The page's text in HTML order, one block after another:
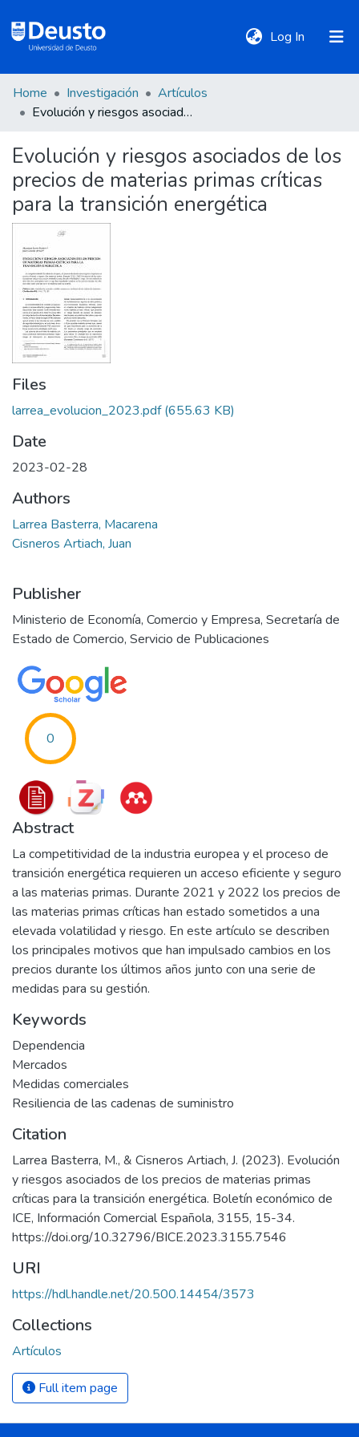
Log In (current)
DeustoTeka
Communities
&
Collections
All of DSpace
Statistics
Policies
Home Investigación
Artículos
Evolución y riesgos asociados de los precios de materias primas críticas para la transición energética
Evolución y riesgos asociados de los
precios de materias primas críticas
para la transición energética
Files
larrea_evolucion_2023.pdf(655.63 KB)
Date
2023-02-28
Authors
Larrea Basterra, Macarena
Cisneros Artiach, Juan
Publisher
Ministerio de Economía, Comercio y Empresa, Secretaría de
Estado de Comercio, Servicio de Publicaciones
0
Abstract
La competitividad de la industria europea y el proceso de
transición energética requieren un acceso eficiente y seguro
a las materias primas. Durante 2021 y 2022 los precios de
las materias primas críticas han estado sometidos a una
elevada volatilidad y riesgo. En este artículo se describen
los principales motivos que han impulsado cambios en los
precios durante los últimos años junto con una serie de
medidas para su gestión.
Keywords
Dependencia
Mercados
Medidas comerciales
Resiliencia de las cadenas de suministro
Citation
Larrea Basterra, M., & Cisneros Artiach, J. (2023). Evolución
y riesgos asociados de los precios de materias primas
críticas para la transición energética. Boletín económico de
ICE, Información Comercial Española, 3155, 15-34.
https://doi.org/10.32796/BICE.2023.3155.7546
URI
https://hdl.handle.net/20.500.14454/3573
Collections
Artículos
Full item page